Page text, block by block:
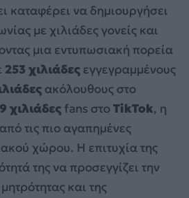
καταφέρει να δημιουργήσει
με χιλιάδες γονείς και
μια εντυπωσιακή πορεία
253 χιλιάδες εγγεγραμμένους
ακόλουθους στο
χιλιάδεςfans στοTikTok, η
τις πιο αγαπημένες
χώρου. Η επιτυχία της
της να προσεγγίζει την
και της